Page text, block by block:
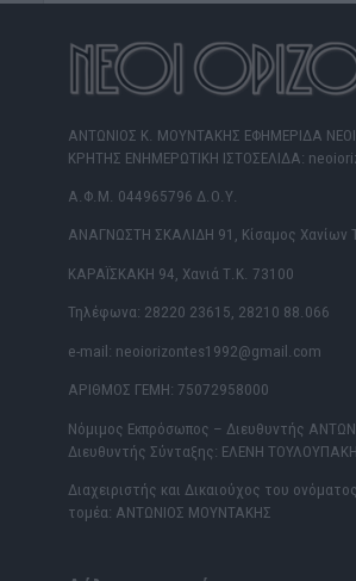
ΑΝΤΩΝΙΟΣ Κ. ΜΟΥΝΤΑΚΗΣ ΕΦΗΜΕΡΙΔΑ
ΚΡΗΤΗΣ ΕΝΗΜΕΡΩΤΙΚΗ ΙΣΤΟΣΕΛΙΔΑ:
Α.Φ.Μ. 044965796 Δ.Ο.Υ.
ΑΝΑΓΝΩΣΤΗ ΣΚΑΛΙΔΗ 91, Κίσαμος Χανίων
ΚΑΡΑΪΣΚΑΚΗ 94, Χανιά Τ.Κ. 73100
Τηλέφωνα: 28220 23615, 28210 88.066
e-mail: neoiorizontes1992@gmail.com
ΑΡΙΘΜΟΣ ΓΕΜΗ: 75072958000
Νόμιμος Εκπρόσωπος – Διευθυντής
Διευθυντής Σύνταξης: ΕΛΕΝΗ ΤΟΥΛΟΥΠΑΚΗ
Διαχειριστής και Δικαιούχος του ονόματος
τομέα: ΑΝΤΩΝΙΟΣ ΜΟΥΝΤΑΚΗΣ